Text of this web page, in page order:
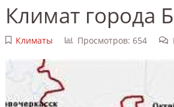
Климат города
Климаты Просмотров: 654